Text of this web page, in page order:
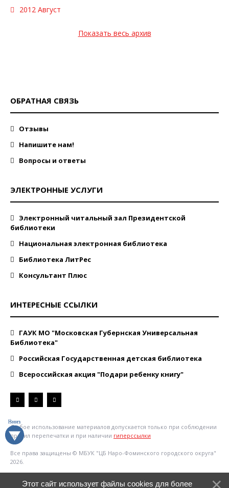
2012 Август
Показать весь архив
ОБРАТНАЯ СВЯЗЬ
Отзывы
Напишите нам!
Вопросы и ответы
ЭЛЕКТРОННЫЕ УСЛУГИ
Электронный читальный зал Президентской
библиотеки
Национальная электронная библиотека
Библиотека ЛитРес
Консультант Плюс
ИНТЕРЕСНЫЕ ССЫЛКИ
ГАУК МО "Московская Губернская Универсальная
Библиотека"
Российская Государственная детская библиотека
Всероссийская акция "Подари ребенку книгу"
Любое использование материалов допускается только при соблюдении
правил перепечатки и при наличии гиперссылки
Все права защищены © МБУК "ЦБ Наро-Фоминского городского округа"
2026.
Этот сайт использует файлы cookies для более